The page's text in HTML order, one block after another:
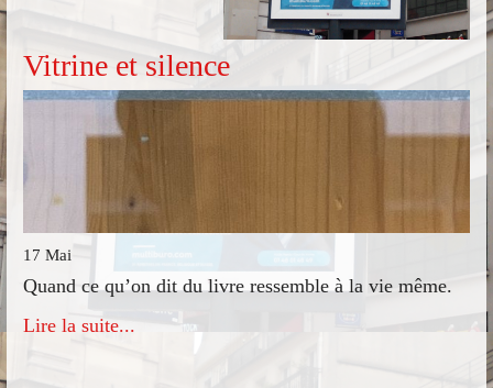
Vitrine et silence
17 Mai
Quand ce qu’on dit du livre ressemble à la vie même.
Lire la suite...